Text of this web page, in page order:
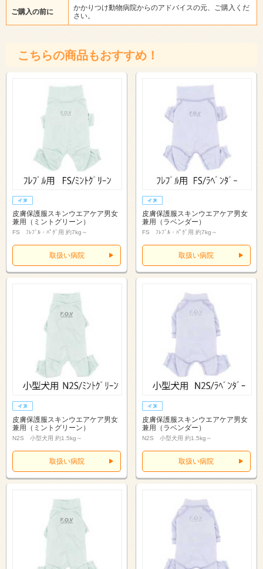
ご購入の前に
かかりつけ動物病院からのアドバイスの元、ご購入くだ
さい。
こちらの商品もおすすめ！
皮膚保護服スキンウエアケア男女
兼用（ミントグリーン）
FS ﾌﾚﾌﾞﾙ・ﾊﾟｸﾞ用 約7kg～
取扱い病院
皮膚保護服スキンウエアケア男女
兼用（ラベンダー）
FS ﾌﾚﾌﾞﾙ・ﾊﾟｸﾞ用 約7kg～
取扱い病院
皮膚保護服スキンウエアケア男女
兼用（ミントグリーン）
N2S 小型犬用 約1.5kg～
取扱い病院
皮膚保護服スキンウエアケア男女
兼用（ラベンダー）
N2S 小型犬用 約1.5kg～
取扱い病院